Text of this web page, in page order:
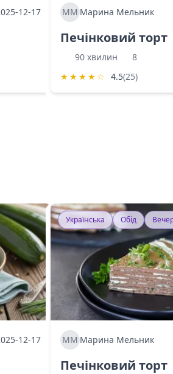
12-17 МММарина Мельник
Печінковий торт
90 хвилин
8
★ ★ ★ ★ ☆ 4.5(25)
12-17
Українська Обід
МММарина Мельник
Печінковий торт